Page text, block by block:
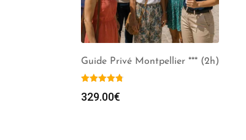
Guide Privé Montpellier *** (2h)
329.00€